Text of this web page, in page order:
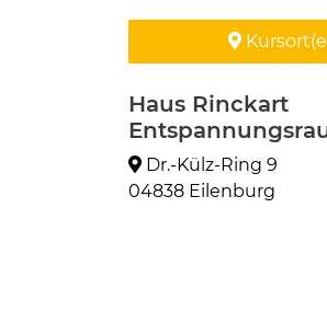
Haus Rinckart
Dr.-Külz-Ring 9
04838 Eilenburg